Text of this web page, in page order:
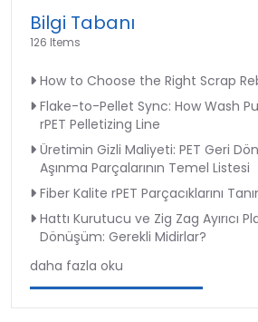
Bilgi Tabanı
126 Items
How to Choose the Right Scrap
Flake-to-Pellet Sync: How Wash
rPET Pelletizing Line
Üretimin Gizli Maliyeti: PET Geri
Aşınma Parçalarının Temel Listesi
Fiber Kalite rPET Parçacıklarını
Hattı Kurutucu ve Zig Zag Ayırıcı
Dönüşüm: Gerekli Midirlar?
daha fazla oku